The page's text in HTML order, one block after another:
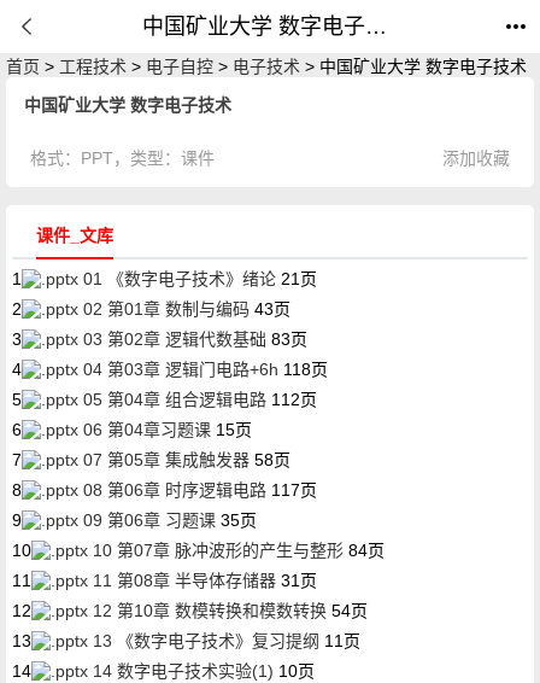
中国矿业大学 数字电子技术_课件_公开课网
首页 > 工程技术 > 电子自控 > 电子技术 > 中国矿业大学 数字电子技术
中国矿业大学 数字电子技术
格式： PPT，类型： 课件 添加收藏
课件_文库
1 01 《数字电子技术》绪论 21页
2
02 第01章 数制与编码 43页
3
03 第02章 逻辑代数基础 83页
4
04 第03章 逻辑门电路+6h 118页
5
05 第04章 组合逻辑电路 112页
6
06 第04章习题课 15页
7
07 第05章 集成触发器 58页
8
08 第06章 时序逻辑电路 117页
9
09 第06章 习题课 35页
10
10 第07章 脉冲波形的产生与整形 84页
11
11 第08章 半导体存储器 31页
12
12 第10章 数模转换和模数转换 54页
13
13 《数字电子技术》复习提纲 11页
14
14 数字电子技术实验(1) 10页